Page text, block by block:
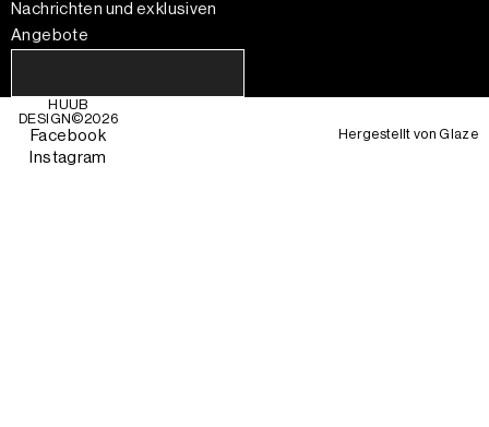
Nachrichten und exklusiven
Angebote
HUUB
DESIGN©2026
Facebook
Instagram
Hergestellt vonGlaze